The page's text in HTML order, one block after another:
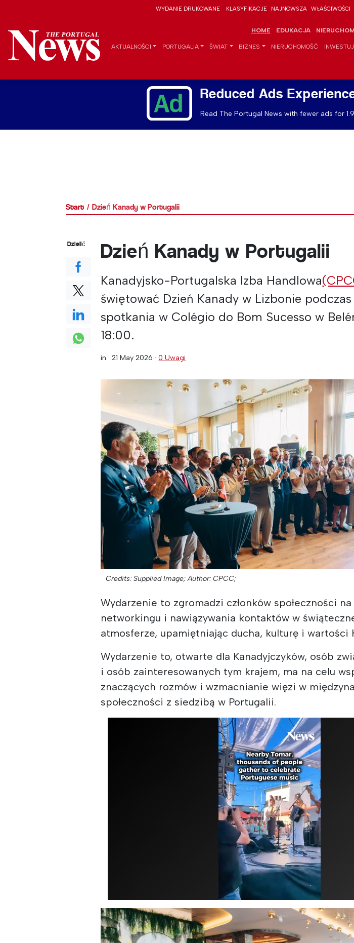
WYDANIE DRUKOWANE KLASYFIKACJE NAJNOWSZA WŁAŚCIWOŚCI
HOME EDUKACJA
AKTUALNOŚCI PORTUGALIA ŚWIAT BIZNES NIERUCHOMOŚĆ INWESTUJ
Reduced Ads
Read The Portugal News with fewer ads for
Start Dzień Kanady w Portugalii
Dzień Kanady w Portugalii
Kanadyjsko-Portugalska Izba Handlowa
świętować Dzień Kanady w Lizbonie
spotkania w Colégio do Bom Sucesso w
18:00.
in ·21 May 2026 ·0 Uwagi
Credits: Supplied Image; Author: CPCC;
Wydarzenie to zgromadzi członków społeczności
networkingu i nawiązywania kontaktów w
atmosferze, upamiętniając ducha, kulturę i wartości
Wydarzenie to, otwarte dla Kanadyjczyków, osób
i osób zainteresowanych tym krajem, ma na celu
znaczących rozmów i wzmacnianie więzi w
społeczności z siedzibą w Portugalii.
Dzielić